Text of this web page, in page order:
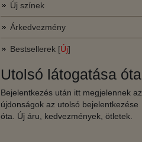
Új színek
Árkedvezmény
Bestsellerek [Új]
Utolsó látogatása óta
Bejelentkezés után itt megjelennek az
újdonságok az utolsó bejelentkezése
óta. Új áru, kedvezmények, ötletek.